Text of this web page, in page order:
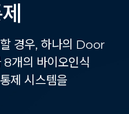
경우, 하나의 Door
개의 바이오인식
제 시스템을